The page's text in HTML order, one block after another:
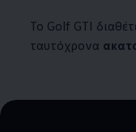
Το Golf GTI
ταυτόχρονα